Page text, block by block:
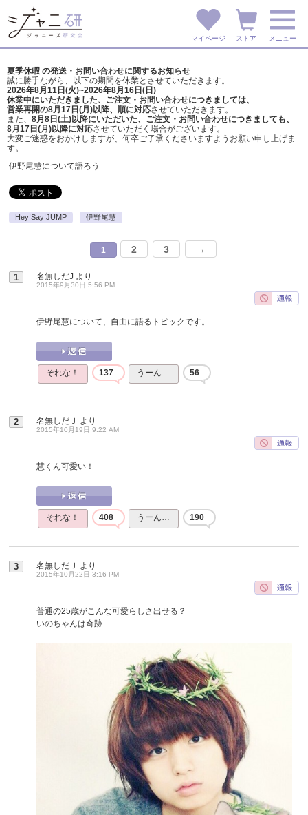
マイページ ストア メニュー
夏季休暇 の発送・お問い合わせに関するお知らせ
誠に勝手ながら、以下の期間を休業とさせていただきます。
2026年8月11日(火)~2026年8月16日(日)
休業中にいただきました、ご注文・お問い合わせにつきましては、
営業再開の8月17日(月)以降、順に対応させていただきます。
また、 8月8日(土)以降にいただいた、ご注文・ お問い合わせにつきましても、
8月17日(月)以降に対応させていただく場合がございます。
大変ご迷惑をおかけしますが、 何卒ご了承くださいますようお願い申し上げま
す。
伊野尾慧について語ろう
Hey!Say!JUMP 伊野尾慧
1 2 3 →
1 名無しだJ より
2015年9月30日 5:56 PM
伊野尾慧について、自由に語るトピックです。
それな！ 137 うーん… 56
2 名無しだＪ より
2015年10月19日 9:22 AM
慧くん可愛い！
それな！ 408 うーん… 190
3 名無しだＪ より
2015年10月22日 3:16 PM
普通の25歳がこんな可愛らしさ出せる？
いのちゃんは奇跡